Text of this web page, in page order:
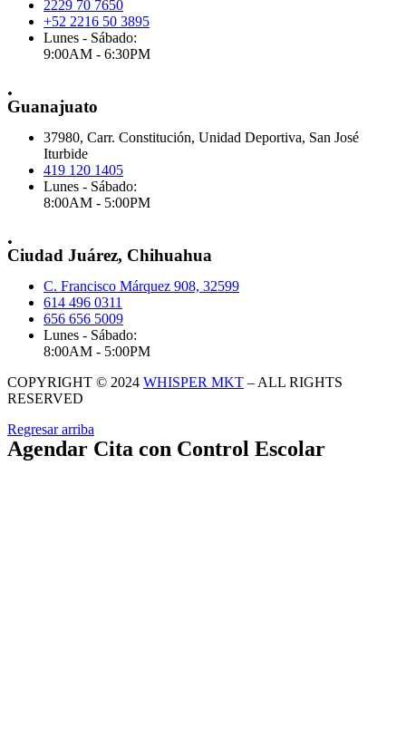
2229 70 7650
+52 2216 50 3895
Lunes - Sábado:
9:00AM - 6:30PM
.
Guanajuato
37980, Carr. Constitución, Unidad Deportiva, San José
Iturbide
419 120 1405
Lunes - Sábado:
8:00AM - 5:00PM
.
Ciudad Juárez, Chihuahua
C. Francisco Márquez 908, 32599
614 496 0311
656 656 5009
Lunes - Sábado:
8:00AM - 5:00PM
COPYRIGHT © 2024 WHISPER MKT – ALL RIGHTS
RESERVED
Regresar arriba
Agendar Cita con Control Escolar